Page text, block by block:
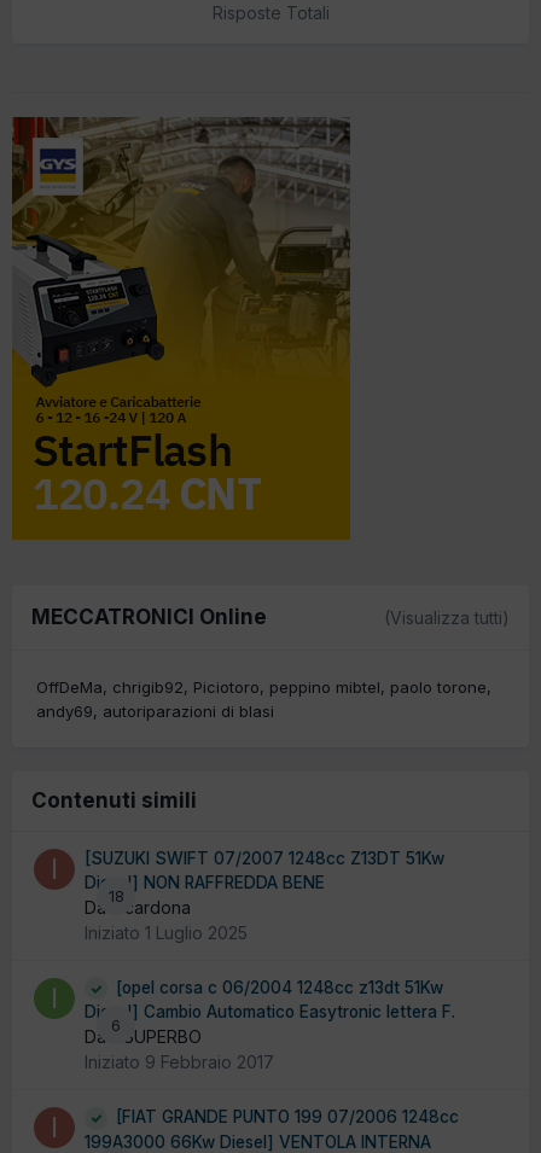
Risposte Totali
MECCATRONICI Online (Visualizza tutti)
OffDeMa chrigib92 Piciotoro peppino mibtel
paolo torone
andy69
autoriparazioni di blasi
Contenuti simili
18
[SUZUKI SWIFT 07/2007 1248cc Z13DT 51Kw
Diesel] NON RAFFREDDA BENE
Da incardona
Iniziato 1 Luglio 2025
6
[opel corsa c 06/2004 1248cc z13dt 51Kw
Diesel] Cambio Automatico Easytronic lettera F.
Da ILSUPERBO
Iniziato 9 Febbraio 2017
[FIAT GRANDE PUNTO 199 07/2006 1248cc
199A3000 66Kw Diesel] VENTOLA INTERNA